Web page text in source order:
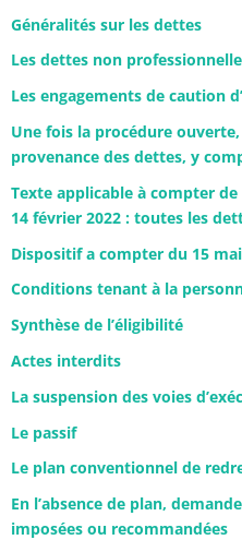
Généralités sur les dettes
Les dettes non
Les engagements de caution
Une fois la procédure
provenance des dettes, y
Texte applicable à compter
14 février 2022 : toutes les
Dispositif a compter du 15
Conditions tenant à la
Synthèse de l’éligibilité
Actes interdits
La suspension des voies
Le passif
Le plan conventionnel de
En l’absence de plan,
imposées ou recommandées